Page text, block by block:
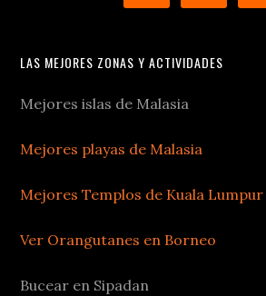
LAS MEJORES ZONAS Y ACTIVIDADES
Mejores islas de Malasia
Mejores playas de Malasia
Mejores Templos de Kuala Lumpur
Ver Orangutanes en Borneo
Bucear en Sipadan